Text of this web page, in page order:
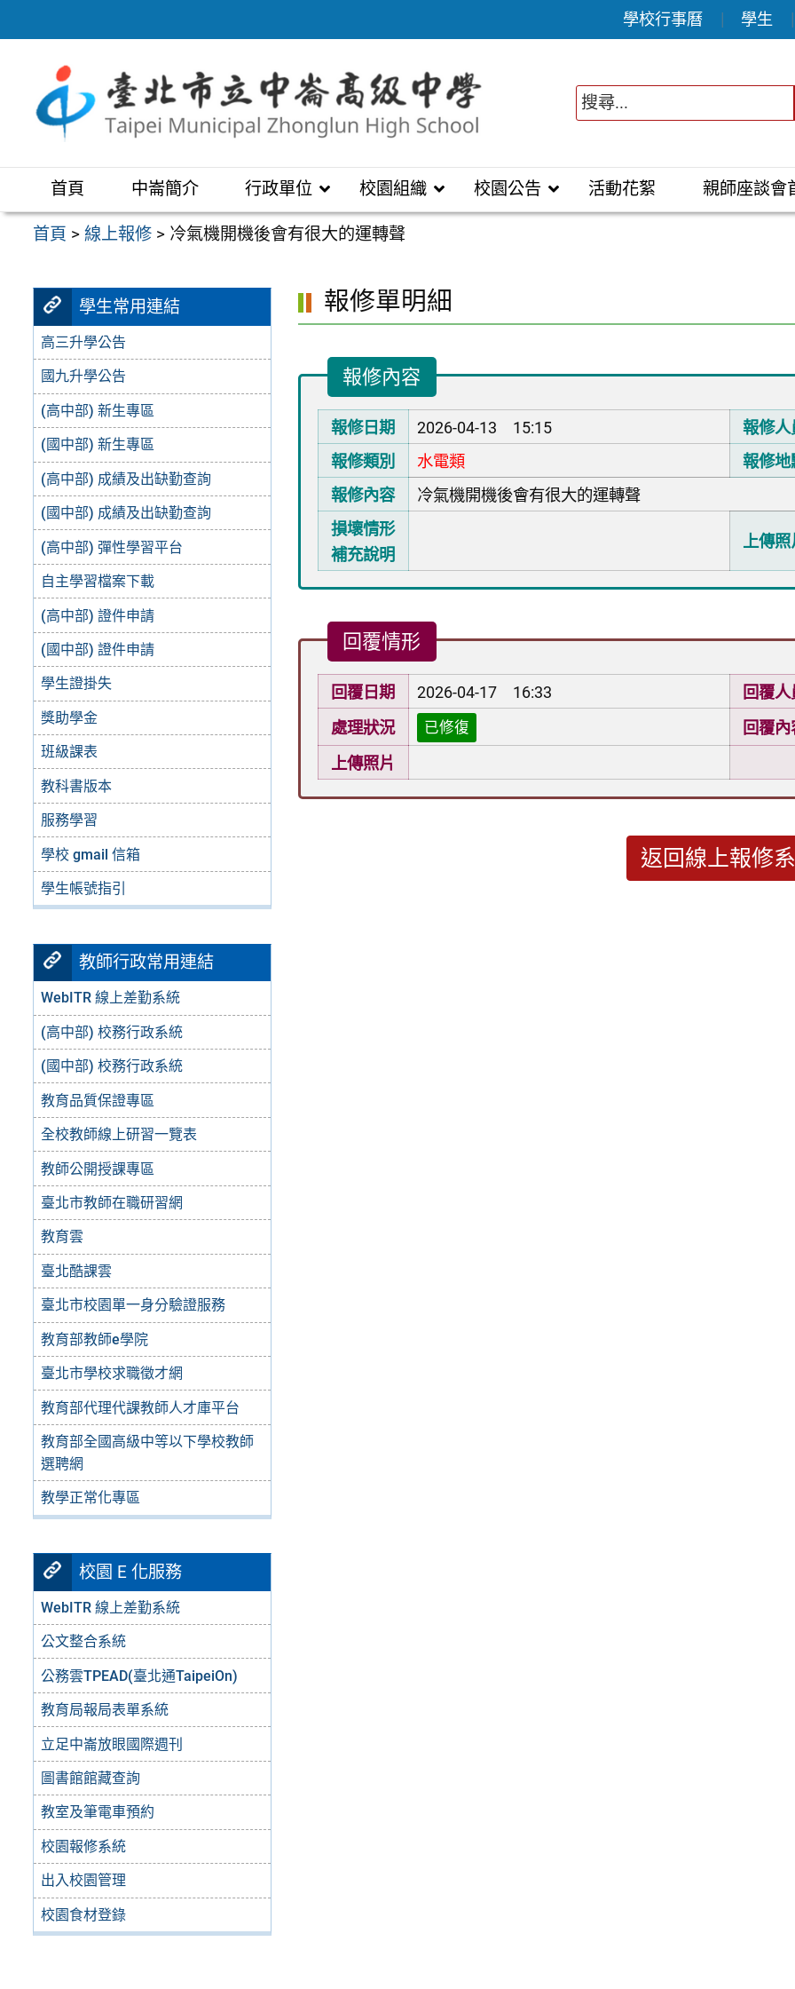
至
區
學校行事曆 學生
首頁 中崙簡介 行政單位 校園組織 校園公告 活動花絮 親師座談會
首頁 >線上報修 > 冷氣機開機後會有很大的運轉聲
學生常用連結
高三升學公告
國九升學公告
(高中部) 新生專區
(國中部) 新生專區
(高中部) 成績及出缺勤查詢
(國中部) 成績及出缺勤查詢
(高中部) 彈性學習平台
自主學習檔案下載
(高中部) 證件申請
(國中部) 證件申請
學生證掛失
獎助學金
班級課表
教科書版本
服務學習
學校 gmail 信箱
學生帳號指引
教師行政常用連結
WebITR 線上差勤系統
(高中部) 校務行政系統
(國中部) 校務行政系統
教育品質保證專區
全校教師線上研習一覽表
教師公開授課專區
臺北市教師在職研習網
教育雲
臺北酷課雲
臺北市校園單一身分驗證服務
教育部教師e學院
臺北市學校求職徵才網
教育部代理代課教師人才庫平台
教育部全國高級中等以下學校教師
選聘網
教學正常化專區
校園 E 化服務
WebITR 線上差勤系統
公文整合系統
公務雲TPEAD(臺北通TaipeiOn)
教育局報局表單系統
立足中崙放眼國際週刊
圖書館館藏查詢
教室及筆電車預約
校園報修系統
出入校園管理
校園食材登錄
報修單明細
報修內容
報修日期 2026-04-13 15:15
報修人
報修類別
水電類
報修地
報修內容
冷氣機開機後會有很大的運轉聲
損壞情形
補充說明
上傳照
回覆情形
回覆日期 2026-04-17 16:33
回覆人
處理狀況
已修復
回覆內
上傳照片
返回線上報修